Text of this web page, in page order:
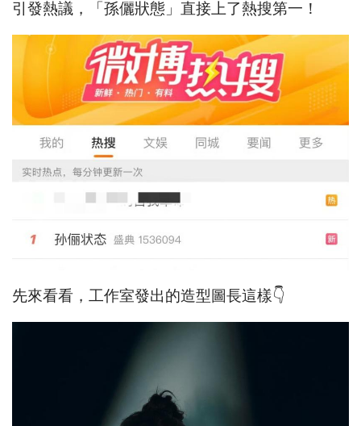
引發熱議，「孫儷狀態」直接上了熱搜第一！
先來看看，工作室發出的造型圖長這樣👇